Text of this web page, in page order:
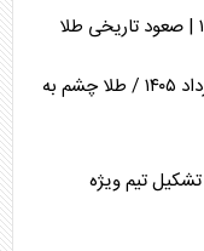
پیش بینی قیمت طلا و سکه یکشنبه ۱۸ مرداد ۱۴۰۵ / طلا چشم به
تیم ویژه